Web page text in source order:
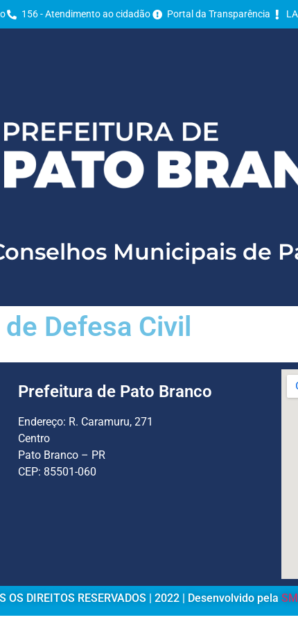
156 - Atendimento ao cidadão Portal da Transparência
Municipais de
Defesa Civil
Prefeitura de Pato Branco
Endereço: R. Caramuru, 271
Centro
Pato Branco – PR
CEP: 85501-060
OS DIREITOS RESERVADOS | 2022 | Desenvolvido pela